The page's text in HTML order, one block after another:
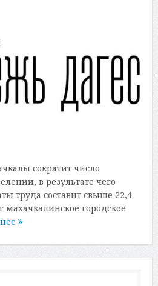
сократит число
в результате чего
труда составит свыше 22,4
махачкалинское городское